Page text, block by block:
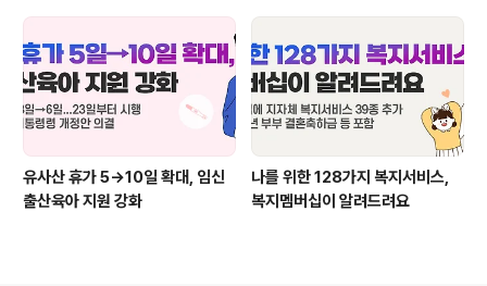
유사산 휴가 5→10일 확대, 임신
출산육아 지원 강화
나를 위한 128가지 복지서비스,
복지멤버십이 알려드려요